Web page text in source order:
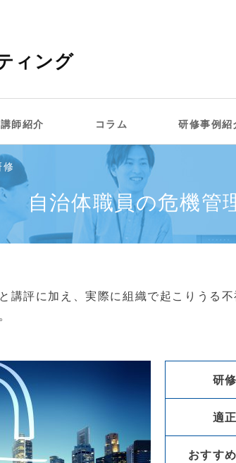
ィング
講師紹介 コラム 研修事例紹
自治体職員の危機管
講評に加え、実際に組織で起こりうる
研
適
おすす